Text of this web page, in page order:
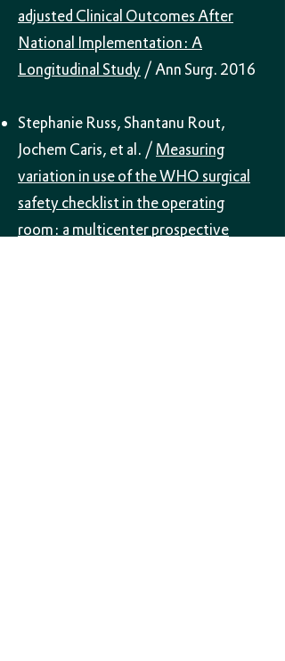
adjusted Clinical Outcomes After
National Implementation: A
Longitudinal Study / Ann Surg. 2016
Stephanie Russ, Shantanu Rout,
Jochem Caris, et al. / Measuring
variation in use of the WHO surgical
safety checklist in the operating
room: a multicenter prospective